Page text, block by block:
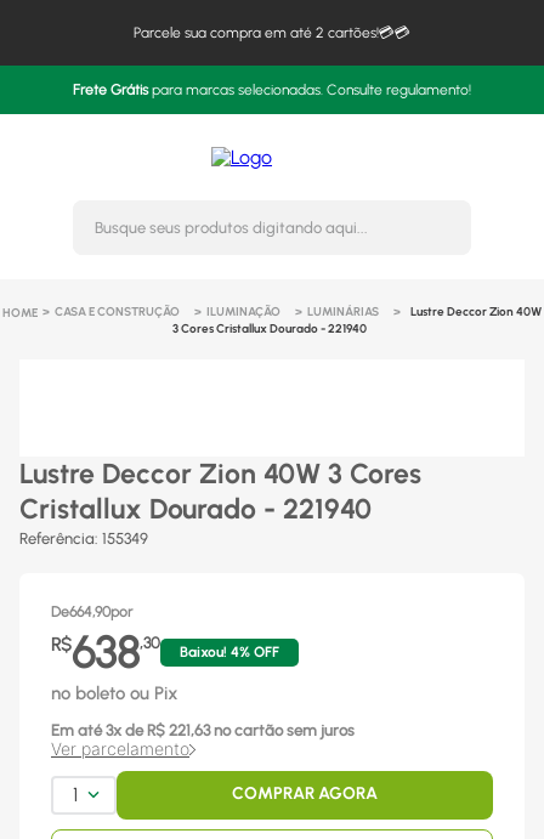
Parcele sua compra em até 2 cartões!💳💳
Frete Grátispara marcas selecionadas. Consulte regulamento!
Busque seus produtos
CASA E CONSTRUÇÃO ILUMINAÇÃO LUMINÁRIAS
Lustre Deccor Zion 40W
3 Cores Cristallux Dourado - 221940
Lustre Deccor Zion 40W 3 Cores
Cristallux Dourado - 221940
Referência: 155349
De664,90por
R$638,30
Baixou! 4% OFF
no boleto ou Pix
Em até 3x de R$ 221,63no cartão sem juros
Ver parcelamento
1 COMPRAR AGORA